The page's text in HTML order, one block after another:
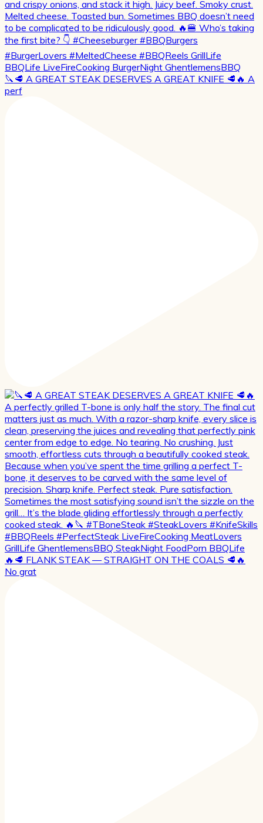
🔪🥩 A GREAT STEAK DESERVES A GREAT KNIFE 🥩🔥 A
perf
🔥🥩 FLANK STEAK — STRAIGHT ON THE COALS 🥩🔥
No grat